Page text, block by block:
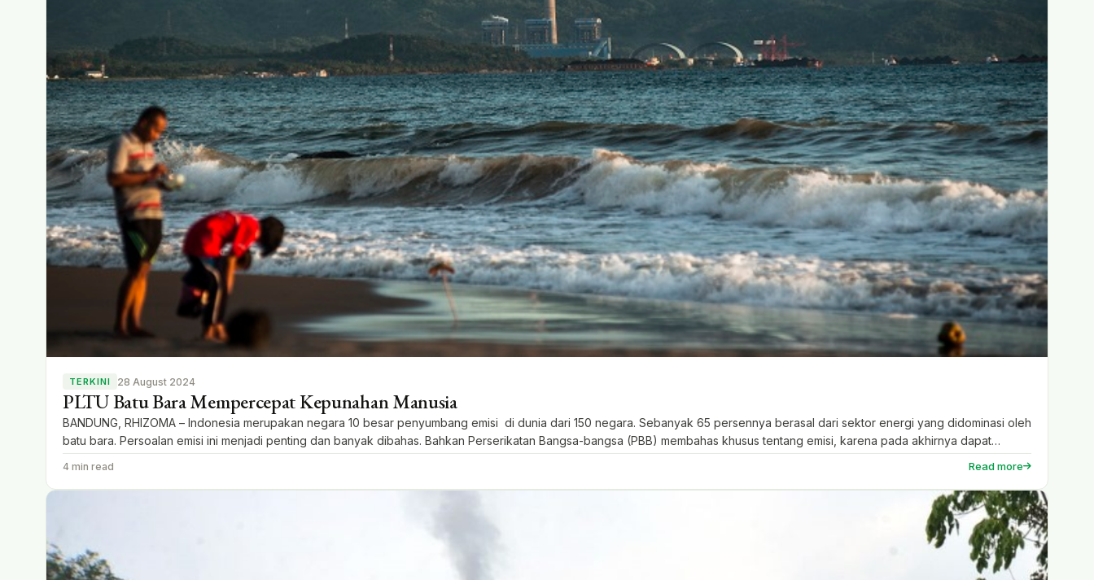
TERKINI 28 August 2024
PLTU Batu Bara Mempercepat Kepunahan Manusia
BANDUNG, RHIZOMA – Indonesia merupakan negara 10 besar penyumbang emisi di dunia dari 150 negara. Sebanyak 65 persennya berasal dari sektor energi yang didominasi oleh
batu bara. Persoalan emisi ini menjadi penting dan banyak dibahas. Bahkan Perserikatan Bangsa-bangsa (PBB) membahas khusus tentang emisi, karena pada akhirnya dapat
mempercepat kepunahan manusia. Hal ini disampaikan Yuyun Indradi, […]
4 min read Read more